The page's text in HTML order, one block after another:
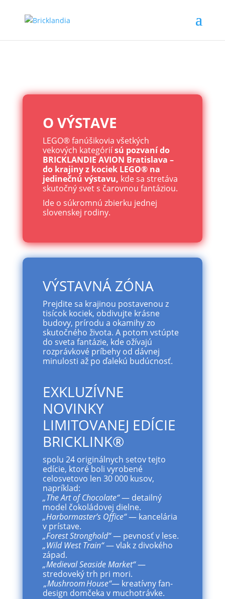
O VÝSTAVE
LEGO® fanúšikovia všetkých
vekových kategóriísú pozvaní do
BRICKLANDIE AVION Bratislava –
do krajiny z kociek LEGO® na
jedinečnú výstavu, kde sa stretáva
skutočný svet s čarovnou fantáziou.
Ide o súkromnú zbierku jednej
slovenskej rodiny.
VÝSTAVNÁ ZÓNA
Prejdite sa krajinou postavenou z
tisícok kociek, obdivujte krásne
budovy, prírodu a okamihy zo
skutočného života. A potom vstúpte
do sveta fantázie, kde ožívajú
rozprávkové príbehy od dávnej
minulosti až po ďalekú budúcnosť.
EXKLUZÍVNE
NOVINKY
LIMITOVANEJ EDÍCIE
BRICKLINK®
spolu 24 originálnych setov tejto
edície, ktoré boli vyrobené
celosvetovo len 30 000 kusov,
napríklad:
„The Art of Chocolate“— detailný
model čokoládovej dielne.
„Harbormaster’s Office“— kancelária
v prístave.
„Forest Stronghold“— pevnosť v lese.
„Wild West Train“— vlak z divokého
západ.
„Medieval Seaside Market“—
stredoveký trh pri mori.
„Mushroom House“— kreatívny fan-
design domčeka v muchotrávke.